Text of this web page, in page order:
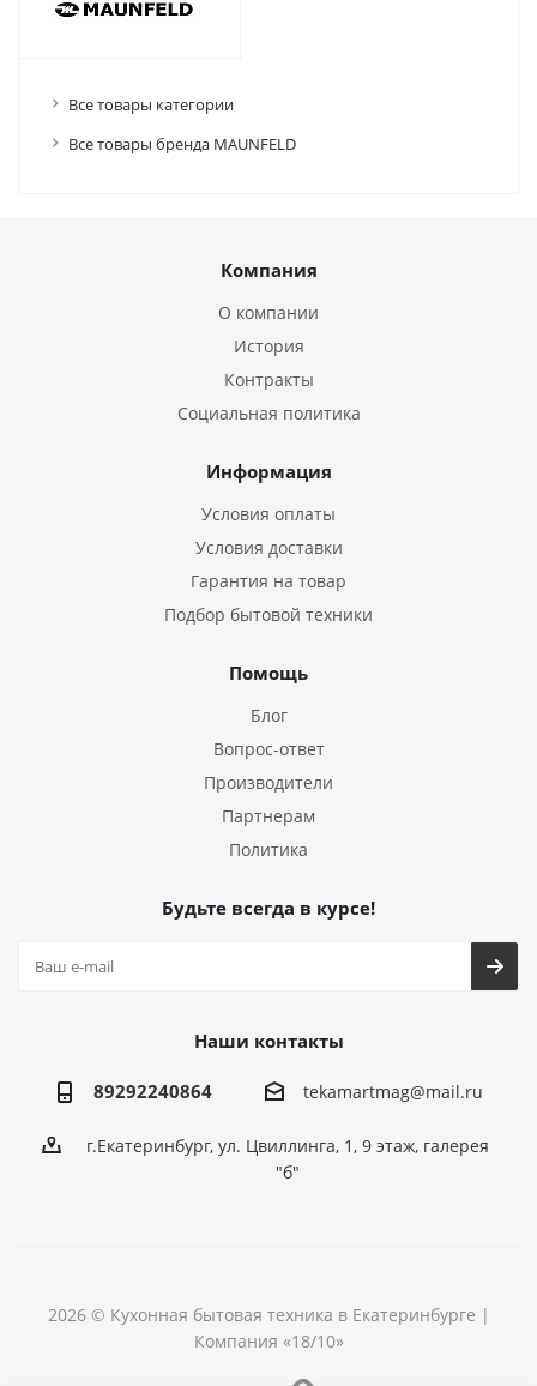
Все товары категории
Все товары бренда MAUNFELD
Компания
О компании
История
Контракты
Социальная политика
Информация
Условия оплаты
Условия доставки
Гарантия на товар
Подбор бытовой техники
Помощь
Блог
Вопрос-ответ
Производители
Партнерам
Политика
Будьте всегда в курсе!
Наши контакты
89292240864 tekamartmag@mail.ru
г.Екатеринбург, ул. Цвиллинга, 1, 9 этаж, галерея
"б"
2026 © Кухонная бытовая техника в Екатеринбурге |
Компания «18/10»